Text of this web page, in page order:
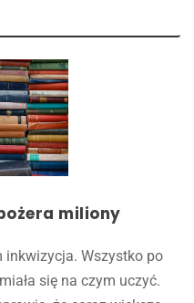
miliony
inkwizycja. Wszystko po
się na czym uczyć.